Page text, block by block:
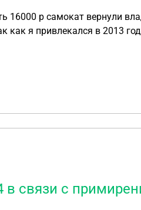
16000 р самокат вернули
как я привлекался в 2013
но не
в связи с